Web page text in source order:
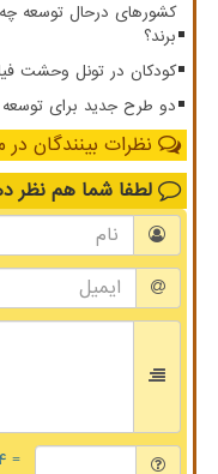
کشورهای درحال توسعه
برند؟
کودکان در تونل وحشت
دو طرح جدید برای توسعه
نظرات بینندگان
لطفا شما هم نظر
= ۴ بعلاوه ۲